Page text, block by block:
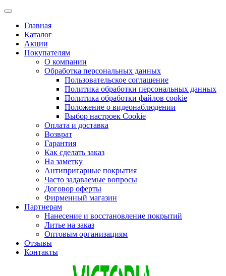
Главная
Каталог
Акции
Покупателям
О компании
Обработка персональных данных
Пользовательское соглашение
Политика обработки персональных данных
Политика обработки файлов cookie
Положение о видеонаблюдении
Выбор настроек Cookie
Оплата и доставка
Возврат
Гарантия
Как сделать заказ
На заметку
Антипригарные покрытия
Часто задаваемые вопросы
Договор оферты
Фирменный магазин
Партнерам
Нанесение и восстановление покрытий
Литье на заказ
Оптовым организациям
Отзывы
Контакты